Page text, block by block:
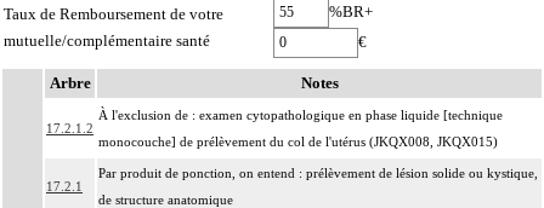
Taux de Remboursement de votre
mutuelle/complémentaire santé
%BR+
€
Arbre Notes
17.2.1.2
À l'exclusion de : examen cytopathologique en phase liquide [technique
monocouche] de prélèvement du col de l'utérus (JKQX008, JKQX015)
17.2.1
Par produit de ponction, on entend : prélèvement de lésion solide ou kystique,
de structure anatomique